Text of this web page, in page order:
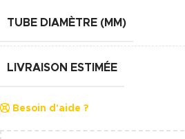
TUBE DIAMÈTRE (MM)
LIVRAISON ESTIMÉE
Besoin d'aide ?